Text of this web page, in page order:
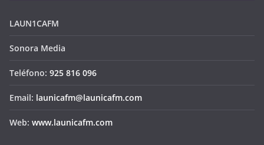
LAUN1CAFM
Sonora Media
Teléfono: 925 816 096
Email: launicafm@launicafm.com
Web: www.launicafm.com